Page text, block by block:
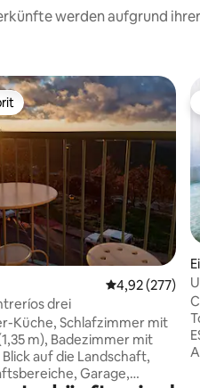
werden aufgrund
4,98 von 5, 1784,92 (277)
drei
Küche, Schlafzimmer mit
m), Badezimmer mit
auf die Landschaft,
Garage,